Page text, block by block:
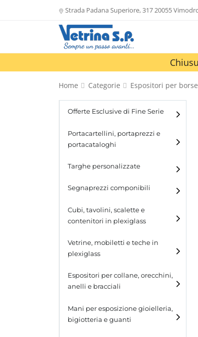
Strada Padana Superiore, 317 20055
Home Categorie Espositori per
Offerte Esclusive di Fine Serie
Portacartellini, portaprezzi e
portacataloghi
Portacartellini
Portacataloghi
Targhe personalizzate
Segnaprezzi componibili
Cubi, tavolini, scalette e
contenitori in plexiglass
Cubi
Scalette
Vetrine, mobiletti e teche in
plexiglass
Espositori per collane, orecchini,
anelli e bracciali
Espositori per collane
Mani per esposizione gioielleria,
bigiotteria e guanti